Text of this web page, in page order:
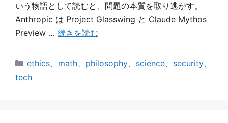
いう物語として読むと、問題の本質を取り逃がす。
Anthropic は Project Glasswing と Claude Mythos
Preview … 続きを読む
カ
テ
ethics、 math、 philosophy、 science、 security、
tech